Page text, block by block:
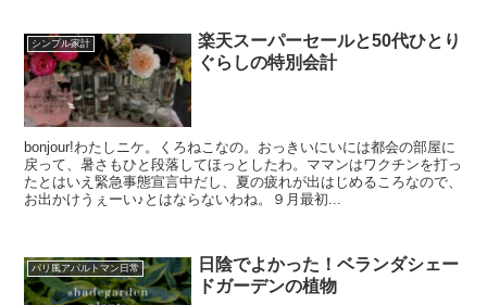
シンプル家計
楽天スーパーセールと50代ひとり
ぐらしの特別会計
bonjour!わたしニケ。くろねこなの。おっきいにいには都会の部屋に
戻って、暑さもひと段落してほっとしたわ。ママンはワクチンを打っ
たとはいえ緊急事態宣言中だし、夏の疲れが出はじめるころなので、
お出かけうぇーい♪とはならないわね。９月最初...
パリ風アパルトマン日常
日陰でよかった！ベランダシェー
ドガーデンの植物